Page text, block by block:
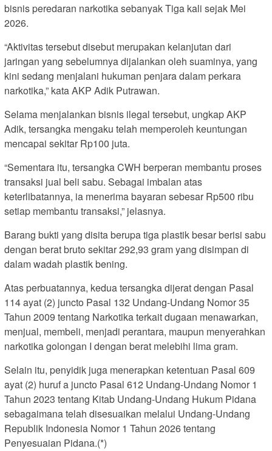
bisnis peredaran narkotika sebanyak Tiga kali sejak Mei
2026.
“Aktivitas tersebut disebut merupakan kelanjutan dari
jaringan yang sebelumnya dijalankan oleh suaminya, yang
kini sedang menjalani hukuman penjara dalam perkara
narkotika,” kata AKP Adik Putrawan.
Selama menjalankan bisnis ilegal tersebut, ungkap AKP
Adik, tersangka mengaku telah memperoleh keuntungan
mencapai sekitar Rp100 juta.
“Sementara itu, tersangka CWH berperan membantu proses
transaksi jual beli sabu. Sebagai imbalan atas
keterlibatannya, ia menerima bayaran sebesar Rp500 ribu
setiap membantu transaksi,” jelasnya.
Barang bukti yang disita berupa tiga plastik besar berisi sabu
dengan berat bruto sekitar 292,93 gram yang disimpan di
dalam wadah plastik bening.
Atas perbuatannya, kedua tersangka dijerat dengan Pasal
114 ayat (2) juncto Pasal 132 Undang-Undang Nomor 35
Tahun 2009 tentang Narkotika terkait dugaan menawarkan,
menjual, membeli, menjadi perantara, maupun menyerahkan
narkotika golongan I dengan berat melebihi lima gram.
Selain itu, penyidik juga menerapkan ketentuan Pasal 609
ayat (2) huruf a juncto Pasal 612 Undang-Undang Nomor 1
Tahun 2023 tentang Kitab Undang-Undang Hukum Pidana
sebagaimana telah disesuaikan melalui Undang-Undang
Republik Indonesia Nomor 1 Tahun 2026 tentang
Penyesuaian Pidana.(*)